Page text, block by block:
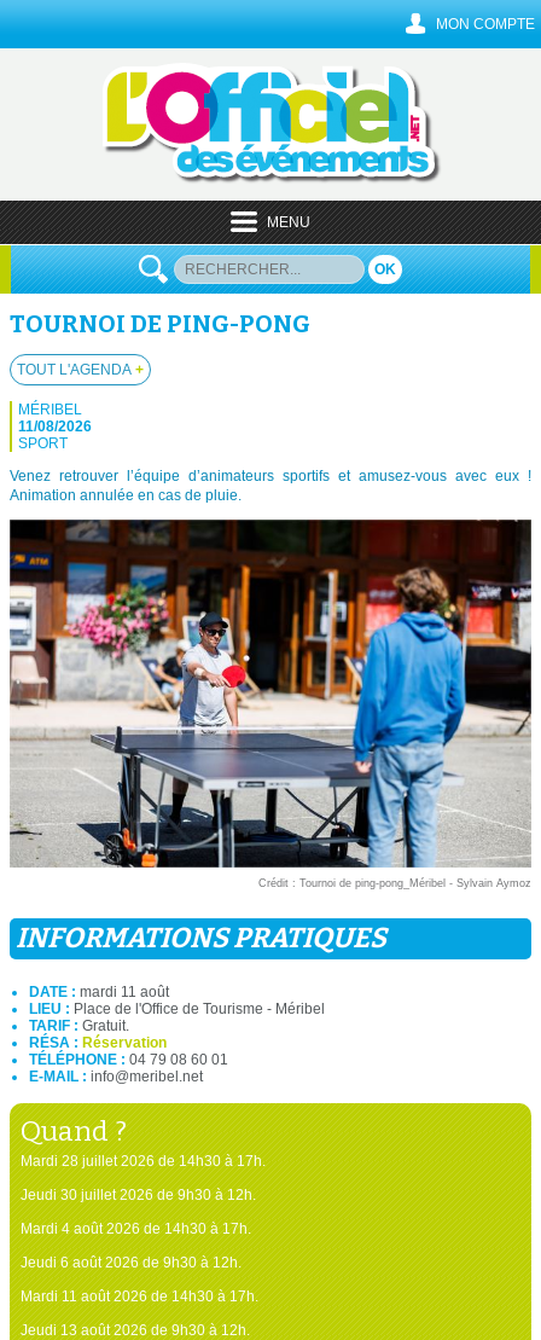
MON COMPTE
MENU
OK
TOURNOI DE PING-PONG
TOUT L'AGENDA +
MÉRIBEL
11/08/2026
SPORT
Venez retrouver l’équipe d’animateurs sportifs et amusez-vous avec eux !
Animation annulée en cas de pluie.
Crédit : Tournoi de ping-pong_Méribel - Sylvain Aymoz
INFORMATIONS PRATIQUES
DATE : mardi 11 août
LIEU : Place de l'Office de Tourisme - Méribel
TARIF : Gratuit.
RÉSA : Réservation
TÉLÉPHONE : 04 79 08 60 01
E-MAIL : info@meribel.net
Quand ?
Mardi 28 juillet 2026 de 14h30 à 17h.
Jeudi 30 juillet 2026 de 9h30 à 12h.
Mardi 4 août 2026 de 14h30 à 17h.
Jeudi 6 août 2026 de 9h30 à 12h.
Mardi 11 août 2026 de 14h30 à 17h.
Jeudi 13 août 2026 de 9h30 à 12h.